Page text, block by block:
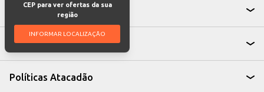
CEP para ver ofertas da sua
região
INFORMAR LOCALIZAÇÃO
Atendimento
Institucional
Políticas Atacadão